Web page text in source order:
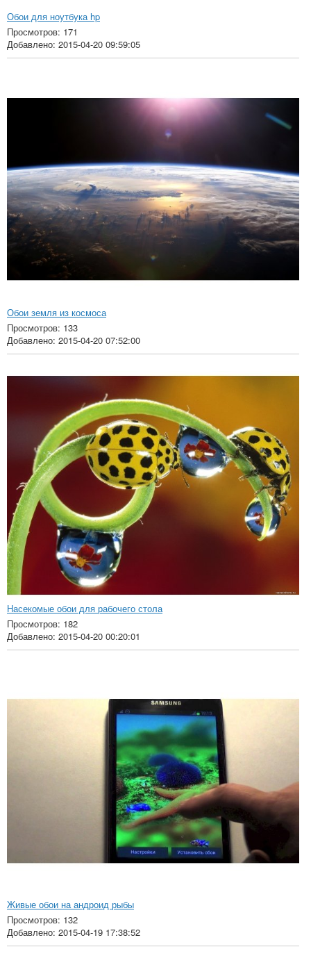
Обои для ноутбука hp
Просмотров: 171
Добавлено: 2015-04-20 09:59:05
Обои земля из космоса
Просмотров: 133
Добавлено: 2015-04-20 07:52:00
Насекомые обои для рабочего стола
Просмотров: 182
Добавлено: 2015-04-20 00:20:01
Живые обои на андроид рыбы
Просмотров: 132
Добавлено: 2015-04-19 17:38:52